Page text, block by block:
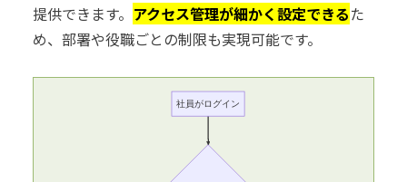
提供できます。 アクセス管理が細かく設定できるた
め、部署や役職ごとの制限も実現可能です。
社員がログイン